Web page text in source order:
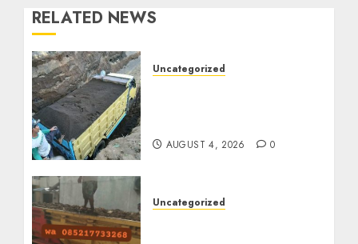
RELATED NEWS
Uncategorized
AUGUST 4, 2026 0
Uncategorized